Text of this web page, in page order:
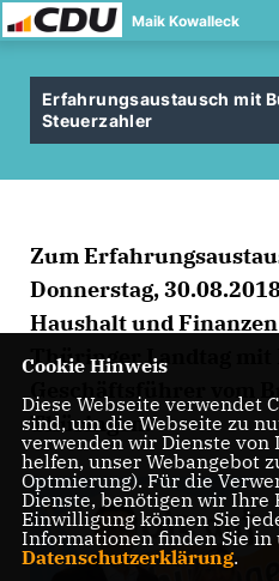
Maik Kowalleck
Erfahrungsaustausch mit
Steuerzahler
Zum
Donnerstag,
Haushalt und
Thüringer Landtag mit
Geschäftsführer vom
Thüringen.
Cookie Hinweis
Diese Webseite verwendet
sind, um die Webseite zu
verwenden wir Dienste
helfen, unser Webangebot
Optmierung). Für die
Dienste, benötigen wir Ihre
Einwilligung können Sie
Informationen finden Sie in
Datenschutzerklärung.